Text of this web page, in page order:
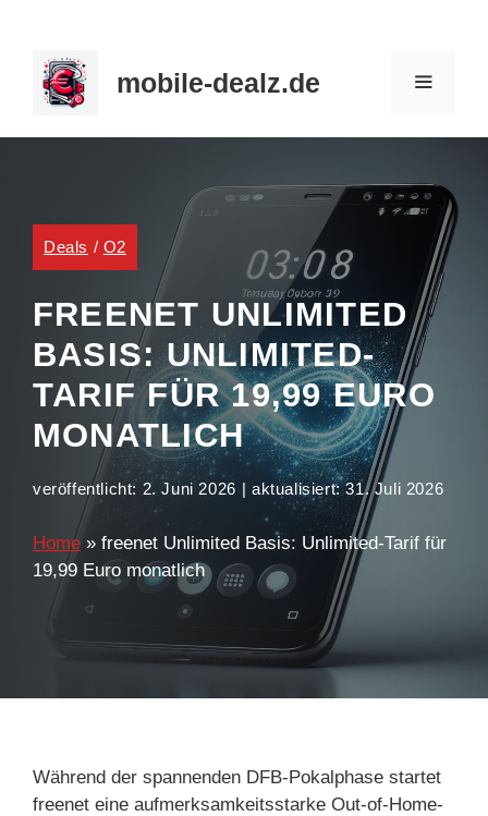
Inhalt
springen
mobile-dealz.de
Deals / O2
FREENET UNLIMITED
BASIS: UNLIMITED-
TARIF FÜR 19,99 EURO
MONATLICH
veröffentlicht: 2. Juni 2026 | aktualisiert:31. Juli 2026
Home » freenet Unlimited Basis: Unlimited-Tarif für
19,99 Euro monatlich
Während der spannenden DFB-Pokalphase startet
freenet eine aufmerksamkeitsstarke Out-of-Home-